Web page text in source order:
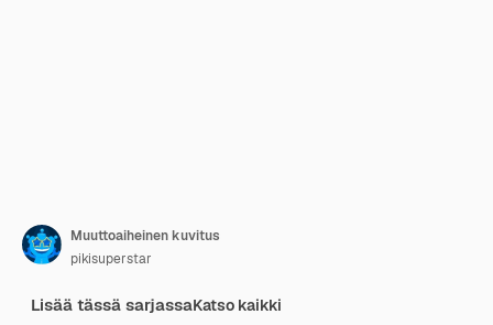
Muuttoaiheinen kuvitus
pikisuperstar
Lisää tässä sarjassaKatso kaikki